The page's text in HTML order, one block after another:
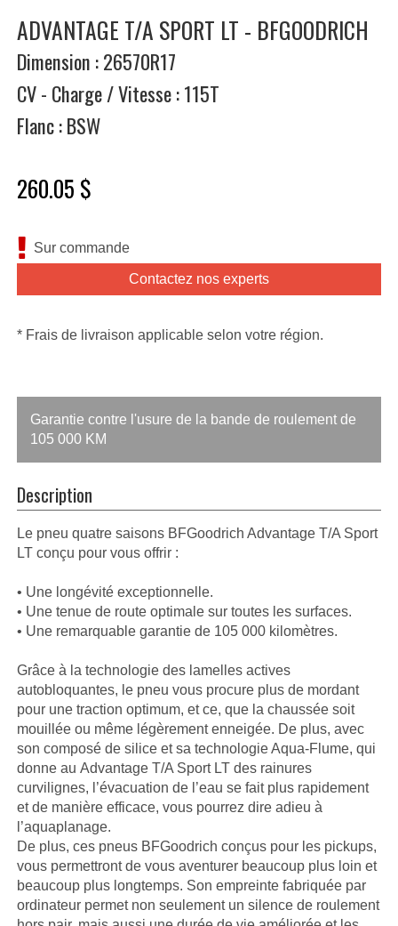
ADVANTAGE T/A SPORT LT - BFGOODRICH
Dimension : 26570R17
CV - Charge / Vitesse : 115T
Flanc : BSW
260.05 $
Sur commande
Contactez nos experts
* Frais de livraison applicable selon votre région.
Garantie contre l'usure de la bande de roulement de
105 000 KM
Description
Le pneu quatre saisons BFGoodrich Advantage T/A Sport
LT conçu pour vous offrir :
• Une longévité exceptionnelle.
• Une tenue de route optimale sur toutes les surfaces.
• Une remarquable garantie de 105 000 kilomètres.
Grâce à la technologie des lamelles actives
autobloquantes, le pneu vous procure plus de mordant
pour une traction optimum, et ce, que la chaussée soit
mouillée ou même légèrement enneigée. De plus, avec
son composé de silice et sa technologie Aqua-Flume, qui
donne au Advantage T/A Sport LT des rainures
curvilignes, l’évacuation de l’eau se fait plus rapidement
et de manière efficace, vous pourrez dire adieu à
l’aquaplanage.
De plus, ces pneus BFGoodrich conçus pour les pickups,
vous permettront de vous aventurer beaucoup plus loin et
beaucoup plus longtemps. Son empreinte fabriquée par
ordinateur permet non seulement un silence de roulement